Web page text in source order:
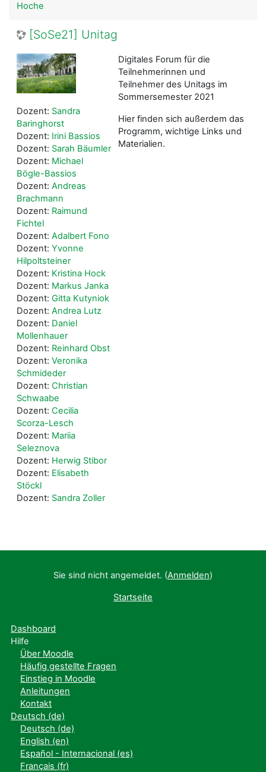
Hoche
[SoSe21] Unitag
Digitales Forum für die
Teilnehmerinnen und
Teilnehmer des Unitags im
Sommersemester 2021
Hier finden sich außerdem das
Programm, wichtige Links und
Materialien.
Dozent: Sandra
Baringhorst
Dozent: Irini Bassios
Dozent: Sarah Bäumler
Dozent: Michael
Bögle-Bassios
Dozent: Andreas
Brachmann
Dozent: Raimund
Fichtel
Dozent: Adalbert Fono
Dozent: Yvonne
Hilpoltsteiner
Dozent: Kristina Hock
Dozent: Markus Janka
Dozent: Gitta Kutyniok
Dozent: Andrea Lutz
Dozent: Daniel
Mollenhauer
Dozent: Reinhard Obst
Dozent: Veronika
Schmideder
Dozent: Christian
Schwaabe
Dozent: Cecilia
Scorza-Lesch
Dozent: Mariia
Seleznova
Dozent: Herwig Stibor
Dozent: Elisabeth
Stöckl
Dozent: Sandra Zoller
Sie sind nicht angemeldet. (Anmelden)
Startseite
Dashboard
Hilfe
Über Moodle
Häufig gestellte Fragen
Einstieg in Moodle
Anleitungen
Kontakt
Deutsch ‎(de)‎
Deutsch ‎(de)‎
English ‎(en)‎
Español - Internacional ‎(es)‎
Français ‎(fr)‎